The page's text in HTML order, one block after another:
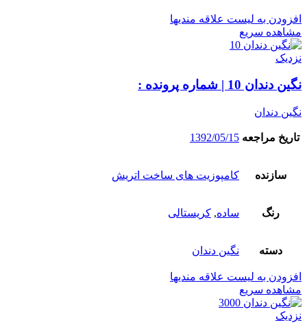
افزودن به لیست علاقه مندیها
مشاهده سریع
نزدیک
نگین دندان 10 | شماره پرونده :
نگین دندان
تاریخ مراجعه 1392/05/15
سازنده کامپوزیت های ساخت اتریش
رنگ ساده, کریستالی
دسته نگین دندان
افزودن به لیست علاقه مندیها
مشاهده سریع
نزدیک